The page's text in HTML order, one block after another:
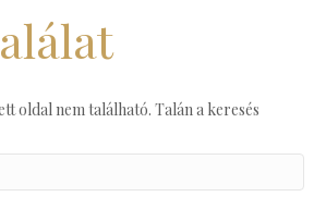
oldal nem található. Talán a keresés